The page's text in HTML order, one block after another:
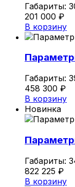
Габариты:
201 000 ₽
В корзину
Габариты:
458 300 ₽
В корзину
Новинка
Габариты:
822 225 ₽
В корзину